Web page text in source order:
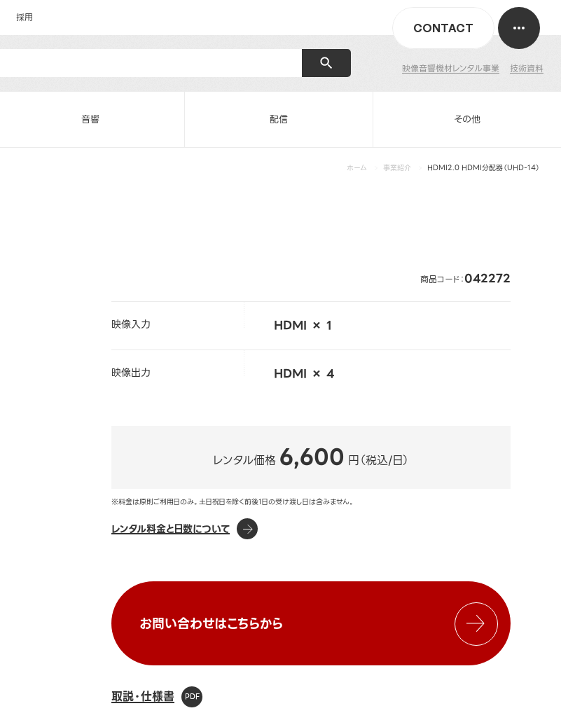
映像音響機材レンタル事業 技術資料
CONTACT
採用
音響 配信 その他
ホーム 事業紹介 HDMI2.0 HDMI分配器（UHD-14）
商品コード：042272
映像入力 HDMI × 1
映像出力 HDMI × 4
レンタル価格 6,600 円（税込/日）
※料金は原則ご利用日のみ。土日祝日を除く前後1日の受け渡し日は含みません。
レンタル料金と日数について
お問い合わせはこちらから
取説・仕様書